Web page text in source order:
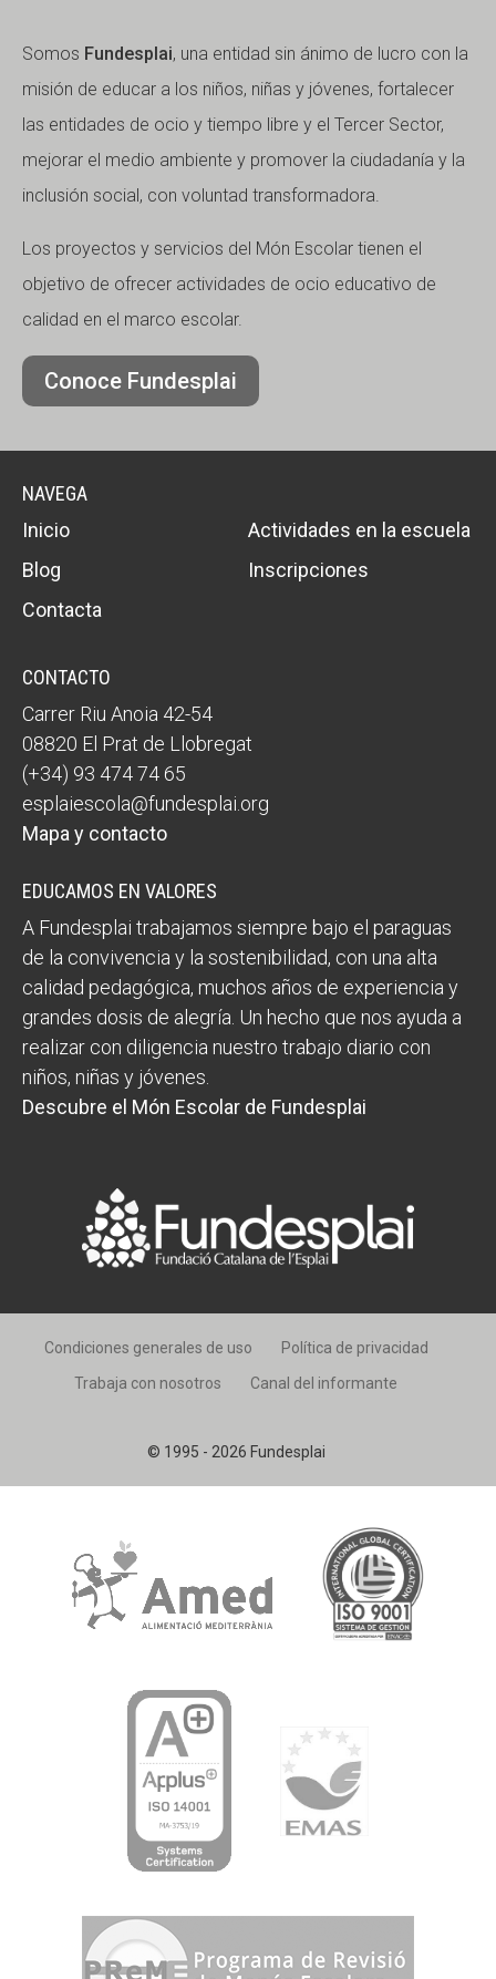
Somos Fundesplai, una entidad sin ánimo de lucro con la
misión de educar a los niños, niñas y jóvenes, fortalecer
las entidades de ocio y tiempo libre y el Tercer Sector,
mejorar el medio ambiente y promover la ciudadanía y la
inclusión social, con voluntad transformadora.
Los proyectos y servicios del Món Escolar tienen el
objetivo de ofrecer actividades de ocio educativo de
calidad en el marco escolar.
Conoce Fundesplai
NAVEGA
Inicio
Actividades en la escuela
Blog
Inscripciones
Contacta
CONTACTO
Carrer Riu Anoia 42-54
08820 El Prat de Llobregat
(+34) 93 474 74 65
esplaiescola@fundesplai.org
Mapa y contacto
EDUCAMOS EN VALORES
A Fundesplai trabajamos siempre bajo el paraguas
de la convivencia y la sostenibilidad, con una alta
calidad pedagógica, muchos años de experiencia y
grandes dosis de alegría. Un hecho que nos ayuda a
realizar con diligencia nuestro trabajo diario con
niños, niñas y jóvenes.
Descubre el Món Escolar de Fundesplai
© 1995 - 2026 Fundesplai
Condiciones generales de uso
Política de privacidad
Trabaja con nosotros
Canal del informante